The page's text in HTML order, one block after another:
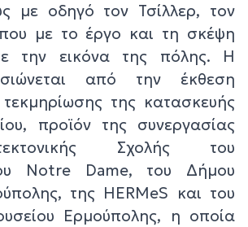
με οδηγό τον Τσίλλερ, τον
που με το έργο και τη σκέψη
την εικόνα της πόλης. Η
από την έκθεση
τεκμηρίωσης της κατασκευής
προϊόν της συνεργασίας
Σχολής του
Notre Dame, του Δήμου
της HERMeS και του
Ερμούπολης, η οποία